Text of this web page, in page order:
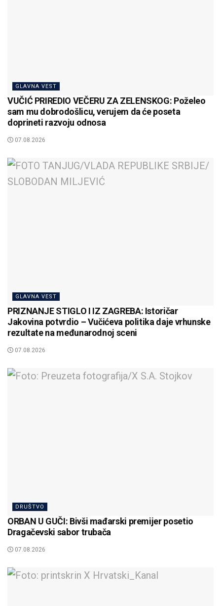
GLAVNA VEST
VUČIĆ PRIREDIO VEČERU ZA ZELENSKOG: Poželeo
sam mu dobrodošlicu, verujem da će poseta
doprineti razvoju odnosa
07.08.2026
GLAVNA VEST
PRIZNANJE STIGLO I IZ ZAGREBA: Istoričar
Jakovina potvrdio – Vučićeva politika daje vrhunske
rezultate na međunarodnoj sceni
07.08.2026
DRUŠTVO
ORBAN U GUČI: Bivši mađarski premijer posetio
Dragačevski sabor trubača
07.08.2026